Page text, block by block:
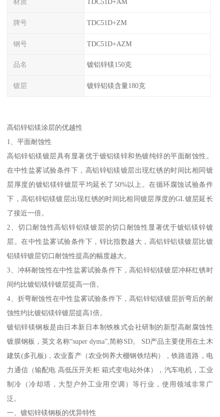
牌号 TDC51D+ZM
钢号 TDC51D+AZM
品名 镀铝锌镁150克
镀层 镀锌铝镁含量180克
高铝锌铝镁涂层的优越性
1、平面耐蚀性
高铝锌铝镁镀层具有显著优于镀铝镁锌和热镀纯锌的平面耐蚀性。
在中性盐雾试验条件下，高铝锌铝镁镀层出现红锈的时间比相同镀
层厚度的镀铝镁锌镀层平均延长了50%以上。在循环腐蚀试验条件
下，高铝锌铝镁镀层出现红锈的时间比相同镀层厚度的GL镀层延长
了接近一倍。
2、切口耐蚀性高铝锌铝镁镀层的切口耐蚀性显著优于镀铝镁锌镀
层。在中性盐雾试验条件下，锌比指数越大，高铝锌铝镁镀层比镀
铝镁锌镀层切口耐蚀性提高的幅度越大。
3、冲杯耐蚀性在中性盐雾试验条件下，高铝锌铝镁镀层冲杯红锈时
间约比镀铝镁锌镀层提高一倍。
4、折弯耐蚀性在中性盐雾试验条件下，高铝锌铝镁镀层折弯后的耐
蚀性约比镀铝镁锌镀层提高1倍。
镀铝锌镁钢板是由日本新日本制铁株式会社研制的新型高耐腐蚀性
镀膜钢板，英文名称“super dyma”,简称SD。 SD产品主要使用在土木
建筑(多孔板)，农业畜产（农业饲养大棚钢铁结构），铁路道路，电
力通信（输配电 高低压开关柜 箱式变电站外体），汽车电机，工业
制冷（冷却塔，大型户外工业用空调）等行业，使用领域非常广
泛。
一、镀铝锌镁钢板的优异特性